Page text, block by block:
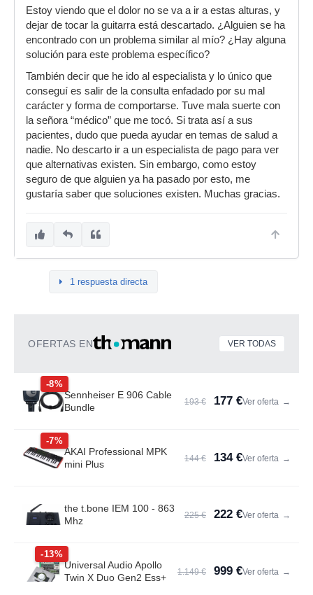
Estoy viendo que el dolor no se va a ir a estas alturas, y
dejar de tocar la guitarra está descartado. ¿Alguien se ha
encontrado con un problema similar al mío? ¿Hay alguna
solución para este problema específico?
También decir que he ido al especialista y lo único que
conseguí es salir de la consulta enfadado por su mal
carácter y forma de comportarse. Tuve mala suerte con
la señora “médico” que me tocó. Si trata así a sus
pacientes, dudo que pueda ayudar en temas de salud a
nadie. No descarto ir a un especialista de pago para ver
que alternativas existen. Sin embargo, como estoy
seguro de que alguien ya ha pasado por esto, me
gustaría saber que soluciones existen. Muchas gracias.
1 respuesta directa
OFERTAS EN VER TODAS
-8%
Sennheiser E 906 Cable
Bundle
193 € 177 €Ver oferta →
-7%
AKAI Professional MPK
mini Plus
144 € 134 €Ver oferta →
the t.bone IEM 100 - 863
Mhz
225 € 222 €Ver oferta →
-13%
Universal Audio Apollo
Twin X Duo Gen2 Ess+
1.149 € 999 €Ver oferta →